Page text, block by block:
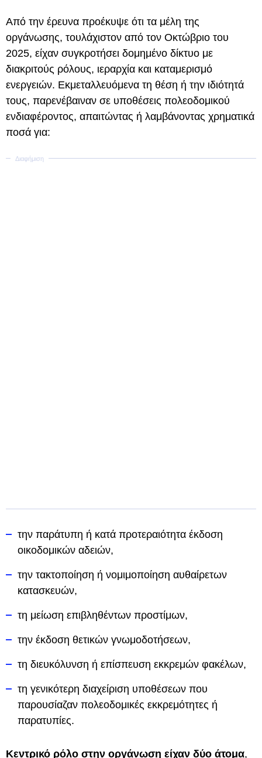
Από την έρευνα προέκυψε ότι τα μέλη της
οργάνωσης, τουλάχιστον από τον Οκτώβριο του
2025, είχαν συγκροτήσει δομημένο δίκτυο με
διακριτούς ρόλους, ιεραρχία και καταμερισμό
ενεργειών. Εκμεταλλευόμενα τη θέση ή την ιδιότητά
τους, παρενέβαιναν σε υποθέσεις πολεοδομικού
ενδιαφέροντος, απαιτώντας ή λαμβάνοντας χρηματικά
ποσά για:
την παράτυπη ή κατά προτεραιότητα έκδοση
οικοδομικών αδειών,
την τακτοποίηση ή νομιμοποίηση αυθαίρετων
κατασκευών,
τη μείωση επιβληθέντων προστίμων,
την έκδοση θετικών γνωμοδοτήσεων,
τη διευκόλυνση ή επίσπευση εκκρεμών φακέλων,
τη γενικότερη διαχείριση υποθέσεων που
παρουσίαζαν πολεοδομικές εκκρεμότητες ή
παρατυπίες.
Κεντρικό ρόλο στην οργάνωση είχαν δύο άτομα,